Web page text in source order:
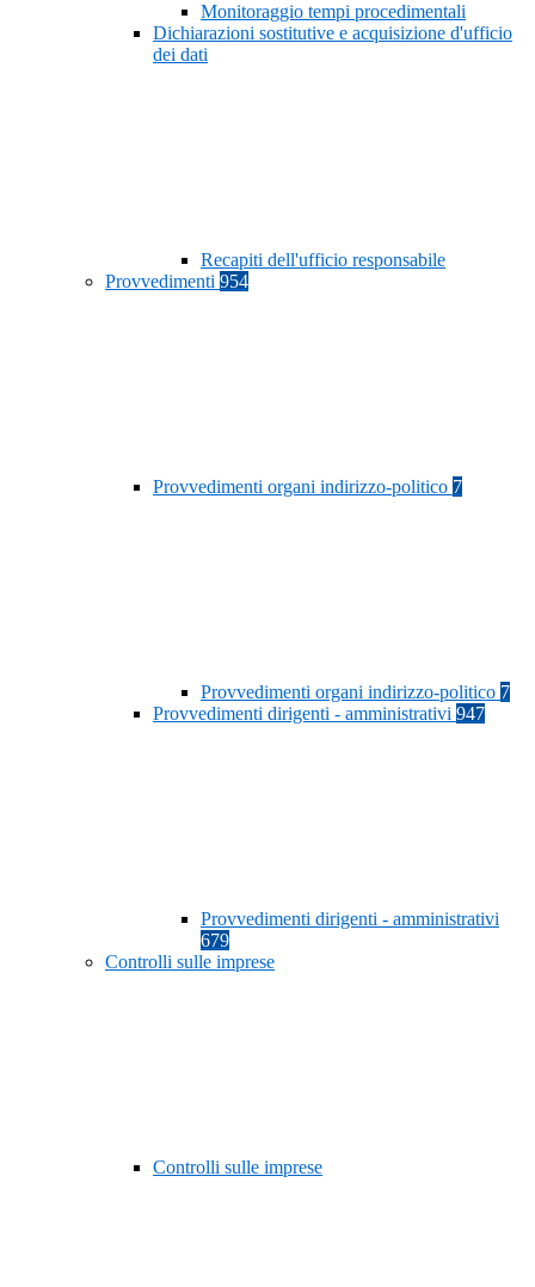
Monitoraggio tempi procedimentali
Dichiarazioni sostitutive e acquisizione d'ufficio
dei dati
Recapiti dell'ufficio responsabile
Provvedimenti 954
Provvedimenti organi indirizzo-politico 7
Provvedimenti organi indirizzo-politico 7
Provvedimenti dirigenti - amministrativi 947
Provvedimenti dirigenti - amministrativi
679
Controlli sulle imprese
Controlli sulle imprese